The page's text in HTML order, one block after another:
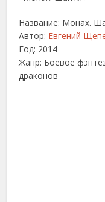
Название: Монах.
Автор: Евгений
Год: 2014
Жанр: Боевое
драконов